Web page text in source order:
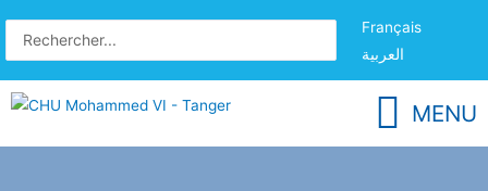
Français
العربية
MENU